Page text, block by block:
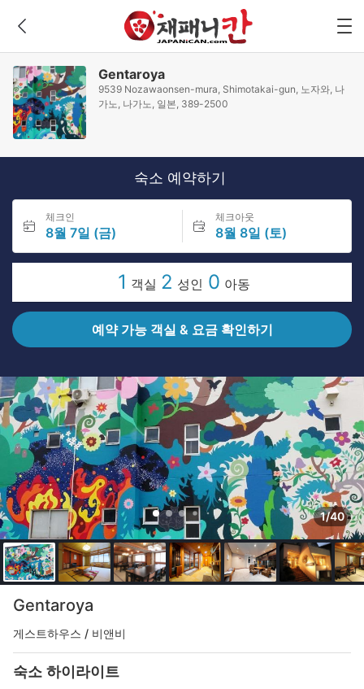
Gentaroya
9539 Nozawaonsen-mura, Shimotakai-gun, 노자와, 나
가노, 나가노, 일본, 389-2500
숙소 예약하기
체크인
8월 7일 (금)
체크아웃
8월 8일 (토)
1 객실 2 성인 0 아동
예약 가능 객실 & 요금 확인하기
1/40
Gentaroya
게스트하우스 / 비앤비
숙소 하이라이트